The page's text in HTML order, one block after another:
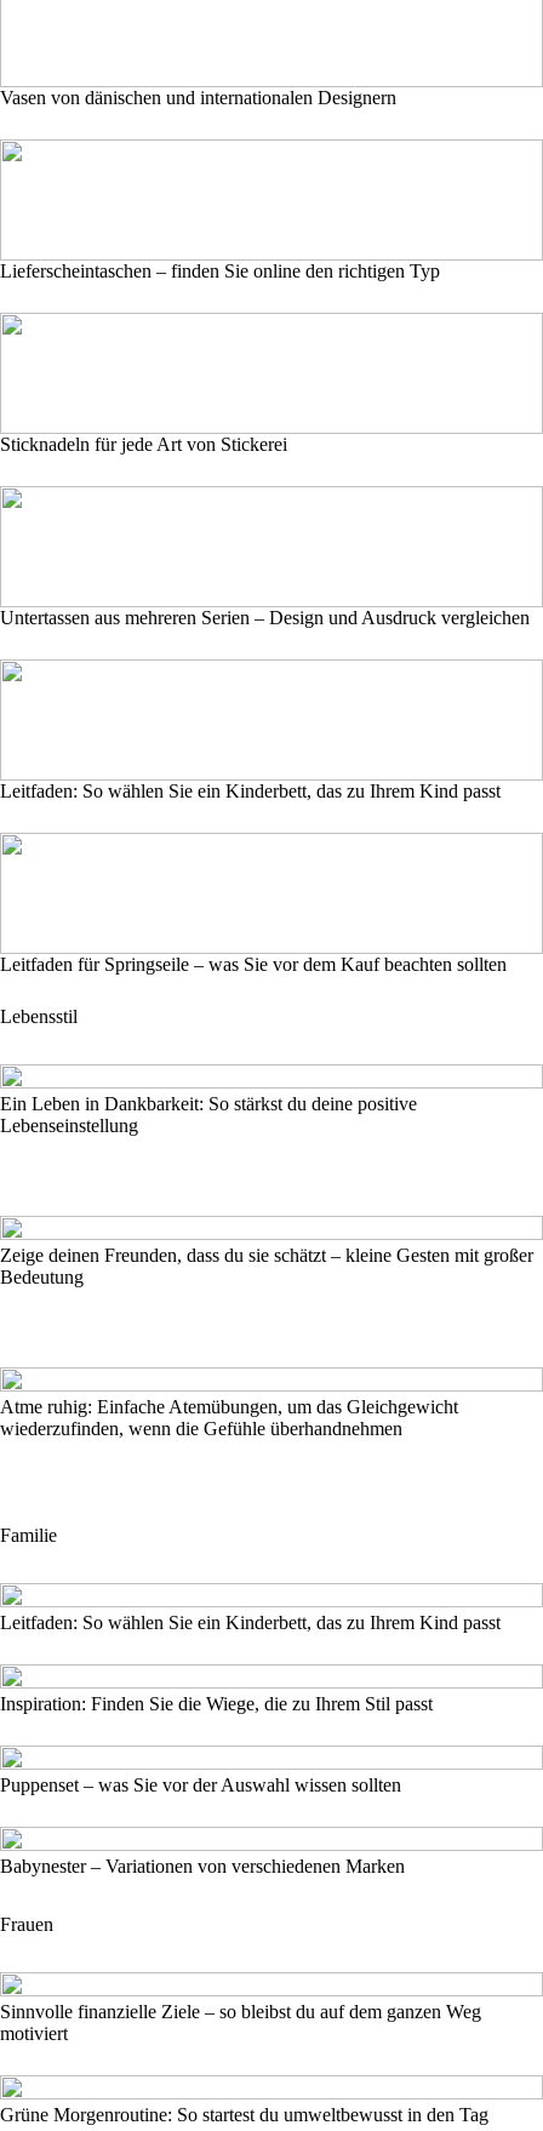
Vasen von dänischen und internationalen Designern
Lieferscheintaschen – finden Sie online den richtigen Typ
Sticknadeln für jede Art von Stickerei
Untertassen aus mehreren Serien – Design und Ausdruck vergleichen
Leitfaden: So wählen Sie ein Kinderbett, das zu Ihrem Kind passt
Leitfaden für Springseile – was Sie vor dem Kauf beachten sollten
Lebensstil
Ein Leben in Dankbarkeit: So stärkst du deine positive
Lebenseinstellung
Zeige deinen Freunden, dass du sie schätzt – kleine Gesten mit großer
Bedeutung
Atme ruhig: Einfache Atemübungen, um das Gleichgewicht
wiederzufinden, wenn die Gefühle überhandnehmen
Familie
Leitfaden: So wählen Sie ein Kinderbett, das zu Ihrem Kind passt
Inspiration: Finden Sie die Wiege, die zu Ihrem Stil passt
Puppenset – was Sie vor der Auswahl wissen sollten
Babynester – Variationen von verschiedenen Marken
Frauen
Sinnvolle finanzielle Ziele – so bleibst du auf dem ganzen Weg
motiviert
Grüne Morgenroutine: So startest du umweltbewusst in den Tag